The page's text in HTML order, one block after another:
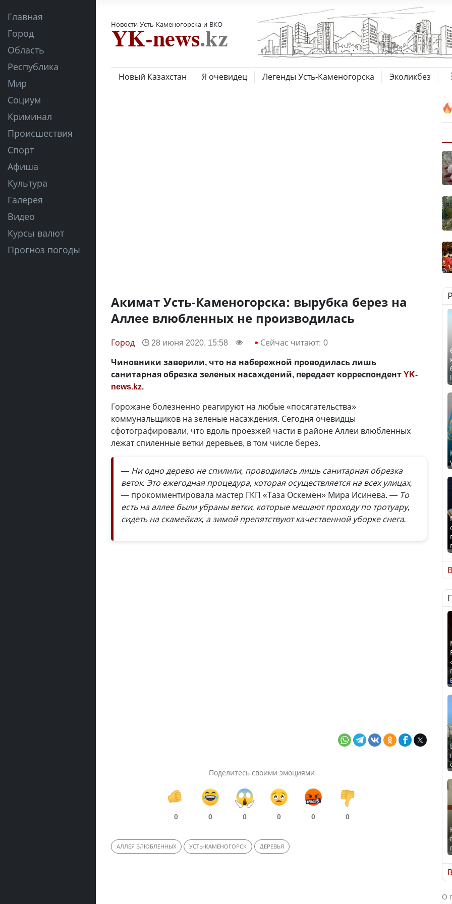
Главная
Город
Область
Республика
Мир
Социум
Криминал
Происшествия
Спорт
Афиша
Культура
Галерея
Видео
Курсы валют
Прогноз погоды
Новости Усть-Каменогорска и ВКО
Новый Казахстан Я очевидец Легенды Усть-Каменогорска Эколикбез
Акимат Усть-Каменогорска: вырубка берез на
Аллее влюбленных не производилась
Город 28 июня 2020, 15:58 Сейчас читают: 0
Чиновники заверили, что на набережной проводилась лишь
санитарная обрезка зеленых насаждений, передает корреспондентYK-
news.kz.
Горожане болезненно реагируют на любые «посягательства»
коммунальщиков на зеленые насаждения. Сегодня очевидцы
сфотографировали, что вдоль проезжей части в районе Аллеи влюбленных
лежат спиленные ветки деревьев, в том числе берез.
— Ни одно дерево не спилили, проводилась лишь санитарная обрезка
веток. Это ежегодная процедура, которая осуществляется на всех улицах,
— прокомментировала мастер ГКП «Таза Оскемен» Мира Исинева. — То
есть на аллее были убраны ветки, которые мешают проходу по тротуару,
сидеть на скамейках, а зимой препятствуют качественной уборке снега.
Поделитесь своими эмоциями
0 0 0 0 0 0
АЛЛЕЯ ВЛЮБЛЕННЫХ УСТЬ-КАМЕНОГОРСК ДЕРЕВЬЯ
О